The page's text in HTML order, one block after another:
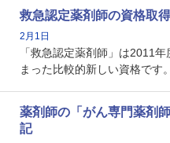
や、特有の疾患、心理状況を
深めることで、子どもとその
る存在です。今回はそんな小
剤師の取得体験記をご紹介し
救急認定薬剤師の資格取
2月1日
「救急認定薬剤師」は2011
まった比較的新しい資格です
増えているのではないでしょ
な救急認定薬剤師の取得体験
薬剤師の「がん専門薬剤
記